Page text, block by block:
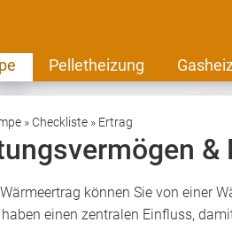
Pelletheizung
» Checkliste » Ertrag
&
können Sie von einer
einen zentralen Einfluss,